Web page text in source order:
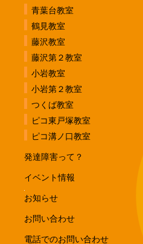
青葉台教室
鶴見教室
藤沢教室
藤沢第２教室
小岩教室
小岩第２教室
つくば教室
ピコ東戸塚教室
ピコ溝ノ口教室
発達障害って？
イベント情報
お知らせ
お問い合わせ
電話でのお問い合わせ